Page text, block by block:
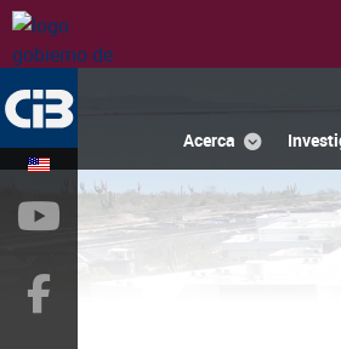
Acerca
YouTube